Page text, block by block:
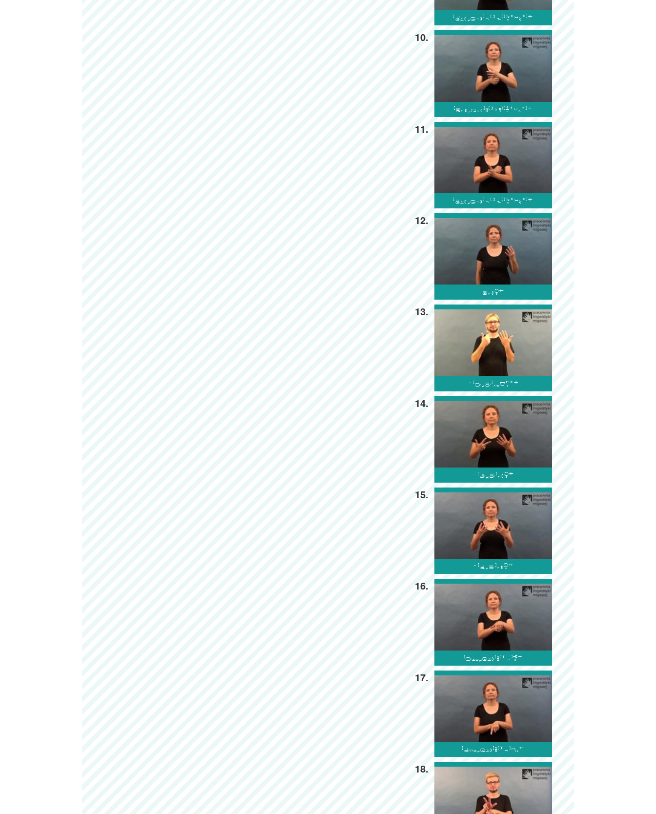

10.

11.

12.

13.

14.

15.

16.

17.

18.